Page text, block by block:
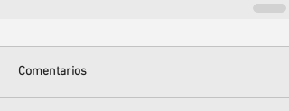
Comentarios